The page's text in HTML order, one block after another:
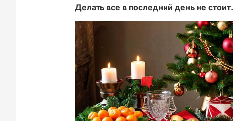
Делать все в последний день не стоит.